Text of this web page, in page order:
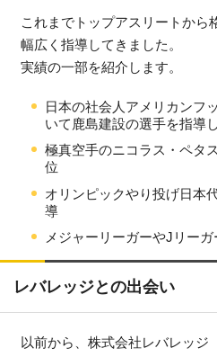
これまでトップアスリートから
幅広く指導してきました。
実績の一部を紹介します。
日本の社会人アメリカンフ
いて鹿島建設の選手を指導
極真空手のニコラス・ペタ
位
オリンピックやり投げ日本
導
メジャーリーガーやJリー
レバレッジとの出会い
以前から、株式会社レバレッジ